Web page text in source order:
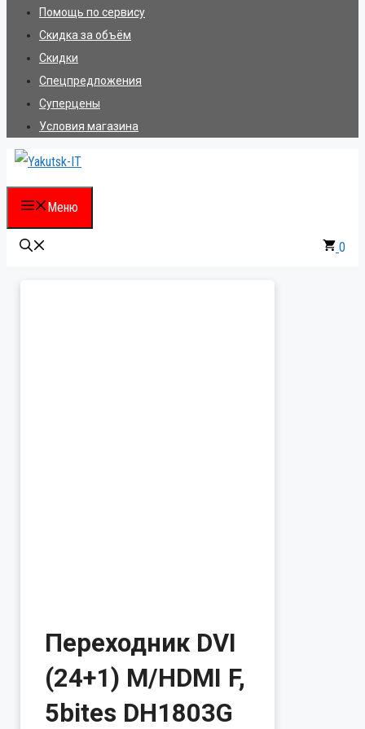
Помощь по сервису
Скидка за объём
Скидки
Спецпредложения
Суперцены
Условия магазина
Меню
0
Переходник DVI
(24+1) M/HDMI F,
5bites DH1803G